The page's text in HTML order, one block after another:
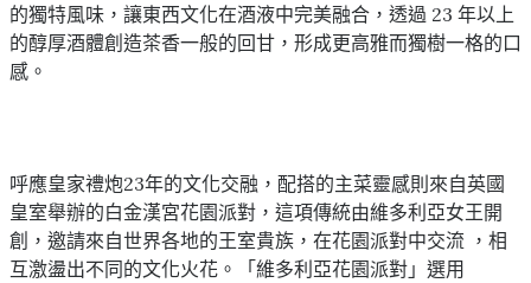
的獨特風味，讓東西文化在酒液中完美融合，透過 23 年以上
的醇厚酒體創造茶香一般的回甘，形成更高雅而獨樹一格的口
感。
呼應皇家禮炮23年的文化交融，配搭的主菜靈感則來自英國
皇室舉辦的白金漢宮花園派對，這項傳統由維多利亞女王開
創，邀請來自世界各地的王室貴族，在花園派對中交流 ，相
互激盪出不同的文化火花。「維多利亞花園派對」選用